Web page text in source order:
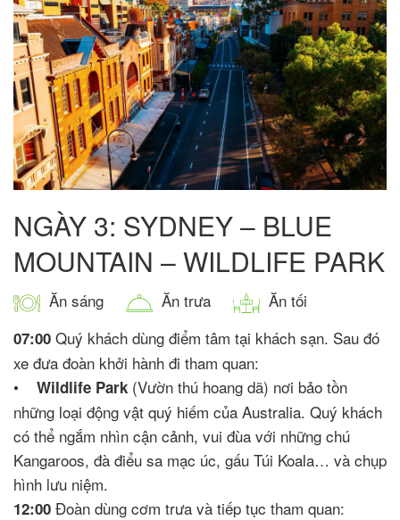
NGÀY 3: SYDNEY – BLUE
MOUNTAIN – WILDLIFE PARK
Ăn sáng Ăn trưa Ăn tối
07:00 Quý khách dùng điểm tâm tại khách sạn. Sau đó
xe đưa đoàn khởi hành đi tham quan:
• Wildlife Park (Vườn thú hoang dã) nơi bảo tồn
những loại động vật quý hiếm của Australia. Quý khách
có thể ngắm nhìn cận cảnh, vui đùa với những chú
Kangaroos, đà điểu sa mạc úc, gấu Túi Koala… và chụp
hình lưu niệm.
12:00 Đoàn dùng cơm trưa và tiếp tục tham quan: